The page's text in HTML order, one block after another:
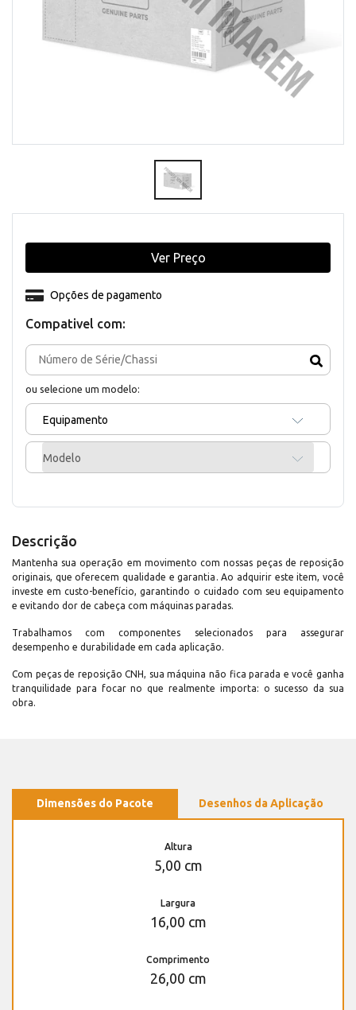
Compativel com:
ou selecione um modelo:
Equipamento
Modelo
Opções de pagamento
Ver Preço
Descrição
Mantenha sua operação em movimento com nossas peças de reposição
originais, que oferecem qualidade e garantia. Ao adquirir este item, você
investe em custo-benefício, garantindo o cuidado com seu equipamento
e evitando dor de cabeça com máquinas paradas.
Trabalhamos com componentes selecionados para assegurar
desempenho e durabilidade em cada aplicação.
Com peças de reposição CNH, sua máquina não fica parada e você ganha
tranquilidade para focar no que realmente importa: o sucesso da sua
obra.
Dimensões do Pacote Desenhos da Aplicação
Altura
5,00 cm
Largura
16,00 cm
Comprimento
26,00 cm